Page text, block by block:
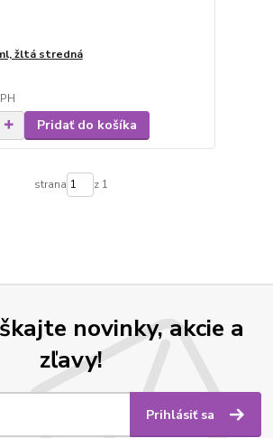
žltá stredná
Pridať do košíka
strana z 1
novinky, akcie a
zľavy!
Prihlásiť sa